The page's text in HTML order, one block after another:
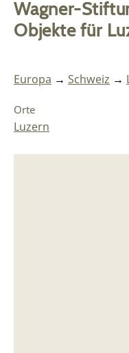
Wagner-
Objektefür
Europa → Schweiz →
Orte
Luzern